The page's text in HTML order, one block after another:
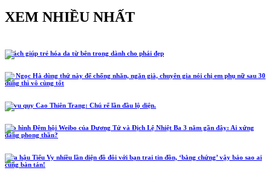
XEM NHIỀU NHẤT
5 cách giúp trẻ hóa da từ bên trong dành cho phái đẹp
Hồ Ngọc Hà dùng thứ này để chống nhăn, ngăn già, chuyên gia nói chị em phụ nữ sau 30
dùng thì vô cùng tốt
Lễ vu quy Cao Thiên Trang: Chú rể lần đầu lộ diện.
Tạo hình Đêm hội Weibo của Dương Tử và Địch Lệ Nhiệt Ba 3 năm gần đây: Ai xứng
đáng phong thần?
Hoa hậu Tiểu Vy nhiều lần diện đồ đôi với bạn trai tin đồn, ‘bằng chứng’ vậy bảo sao ai
cũng bàn tán!